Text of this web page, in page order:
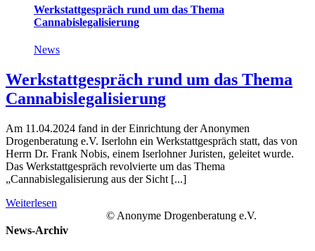
Werkstattgespräch rund um das Thema
Cannabislegalisierung
News
Werkstattgespräch rund um das Thema
Cannabislegalisierung
Am 11.04.2024 fand in der Einrichtung der Anonymen
Drogenberatung e.V. Iserlohn ein Werkstattgespräch statt, das von
Herrn Dr. Frank Nobis, einem Iserlohner Juristen, geleitet wurde.
Das Werkstattgespräch revolvierte um das Thema
„Cannabislegalisierung aus der Sicht [...]
Weiterlesen
News-Archiv
© Anonyme Drogenberatung e.V.